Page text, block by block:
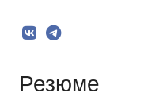
Резюме